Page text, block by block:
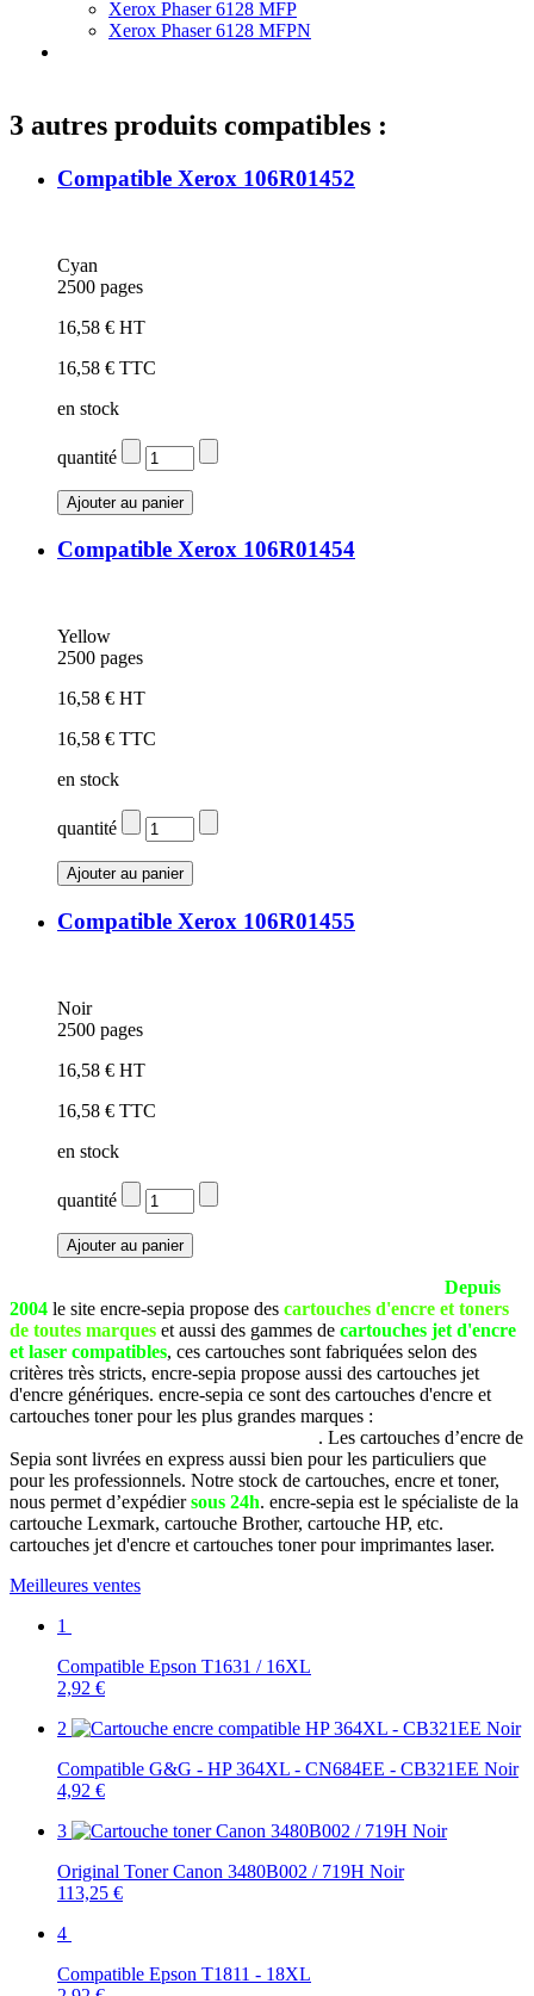
Xerox Phaser 6128 MFP
Xerox Phaser 6128 MFPN
3 autres produits compatibles :
Compatible Xerox 106R01452
Cyan
2500 pages
16,58 € HT
16,58 € TTC
en stock
quantité
Compatible Xerox 106R01454
Yellow
2500 pages
16,58 € HT
16,58 € TTC
en stock
quantité
Compatible Xerox 106R01455
Noir
2500 pages
16,58 € HT
16,58 € TTC
en stock
quantité
Depuis
2004 le site encre-sepia propose des cartouches d'encre et toners
de toutes marques et aussi des gammes de cartouches jet d'encre
et laser compatibles, ces cartouches sont fabriquées selon des
critères très stricts, encre-sepia propose aussi des cartouches jet
d'encre génériques. encre-sepia ce sont des cartouches d'encre et
cartouches toner pour les plus grandes marques :
. Les cartouches d’encre de
Sepia sont livrées en express aussi bien pour les particuliers que
pour les professionnels. Notre stock de cartouches, encre et toner,
nous permet d’expédiersous 24h. encre-sepia est le spécialiste de la
cartouche Lexmark, cartouche Brother, cartouche HP, etc.
cartouches jet d'encre et cartouches toner pour imprimantes laser.
Meilleures ventes
1
Compatible Epson T1631 / 16XL
2,92 €
2
Compatible G&G - HP 364XL - CN684EE - CB321EE Noir
4,92 €
3
Original Toner Canon 3480B002 / 719H Noir
113,25 €
4
Compatible Epson T1811 - 18XL